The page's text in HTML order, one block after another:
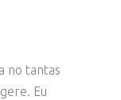
no tantas
Eu